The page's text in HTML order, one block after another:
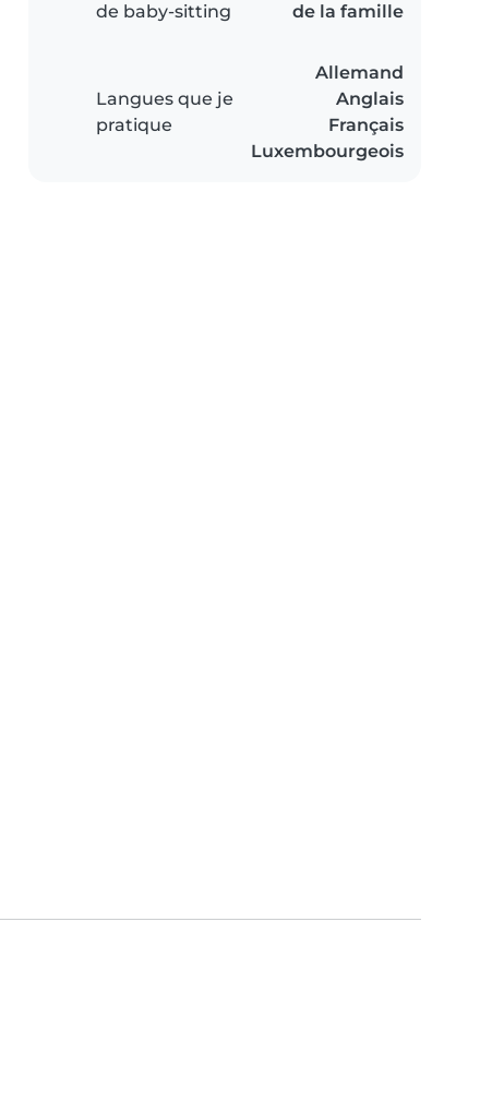
de baby-sitting
de la famille
Langues que je
pratique
Allemand
Anglais
Français
Luxembourgeois